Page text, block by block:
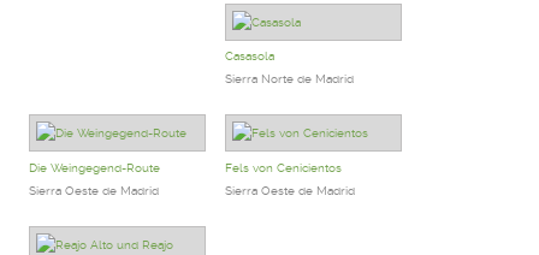
Casasola
Sierra Norte de Madrid
Die Weingegend-Route
Sierra Oeste de Madrid
Fels von Cenicientos
Sierra Oeste de Madrid